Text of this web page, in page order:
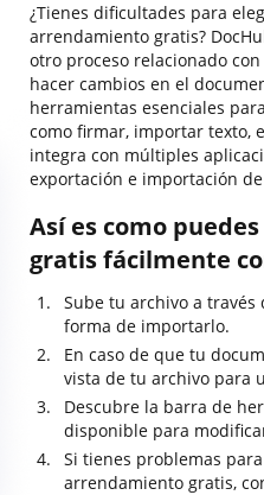
¿Tienes dificultades para
arrendamiento gratis?
otro proceso relacionado
hacer cambios en el
herramientas esenciales
como firmar, importar texto,
integra con múltiples
exportación e importación
Así es como
gratis fácilmente
Sube tu archivo a
forma de importarlo.
En caso de que tu
vista de tu archivo para
Descubre la barra de
disponible para
Si tienes problemas
arrendamiento gratis,